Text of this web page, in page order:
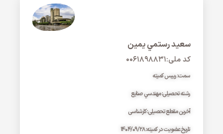
سعيد رستمي يمين
کد ملی:۰۰۶۱۸۹۸۸۳۱
سمت: رییس کمیته
رشته تحصیلی: مهندسي صنايع
آخرین مقطع تحصیلی: کارشناسی
تاریخ عضویت در کمیته: ۱۴۰۴/۰۹/۲۸